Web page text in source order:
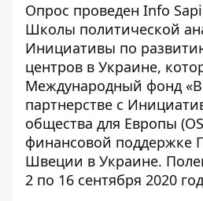
Опрос проведен Info
Школы политической
Инициативы по
центров в Украине,
Международный фонд
партнерстве с
общества для Европы
финансовой поддержке
Швеции в Украине.
2 по 16 сентября 2020